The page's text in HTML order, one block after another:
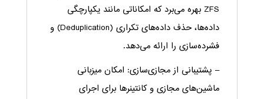
ZFS بهره می‌برد که امکاناتی مانند یکپارچگی
داده‌ها، حذف داده‌های تکراری (Deduplication) و
فشرده‌سازی را ارائه می‌دهد.
– پشتیبانی از مجازی‌سازی: امکان میزبانی
ماشین‌های مجازی و کانتینرها برای اجرای